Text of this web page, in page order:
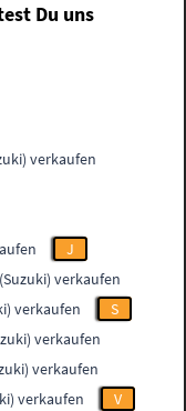
Du uns
verkaufen
J
(Suzuki) verkaufen
verkaufen
S
verkaufen
verkaufen
verkaufen
V